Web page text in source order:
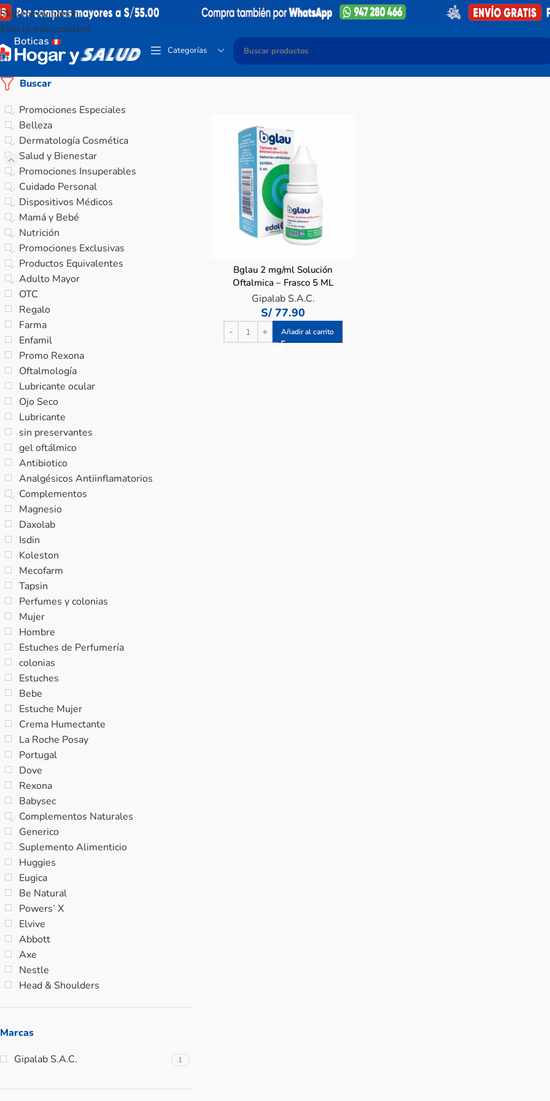
Skip to navigation
Skip to main content
Categorías
Buscar
Promociones Especiales
Belleza
Dermatología Cosmética
Salud y Bienestar
Promociones Insuperables
Cuidado Personal
Dispositivos Médicos
Mamá y Bebé
Nutrición
Promociones Exclusivas
Productos Equivalentes
Adulto Mayor
OTC
Regalo
Farma
Enfamil
Promo Rexona
Oftalmología
Lubricante ocular
Ojo Seco
Lubricante
sin preservantes
gel oftálmico
Antibiotico
Analgésicos Antiinflamatorios
Complementos
Magnesio
Daxolab
Isdin
Koleston
Mecofarm
Tapsin
Perfumes y colonias
Mujer
Hombre
Estuches de Perfumería
colonias
Estuches
Bebe
Estuche Mujer
Crema Humectante
La Roche Posay
Portugal
Dove
Rexona
Babysec
Complementos Naturales
Generico
Suplemento Alimenticio
Huggies
Eugica
Be Natural
Powers’ X
Elvive
Abbott
Axe
Nestle
Head & Shoulders
Marcas
Gipalab S.A.C.
1
Bglau 2 mg/ml Solución
Oftalmica – Frasco 5 ML
Gipalab S.A.C.
S/ 77.90
Añadir al carrito